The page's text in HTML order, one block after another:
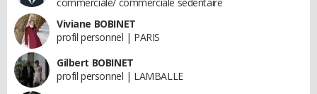
Viviane BOBINET
profil personnel | PARIS
Gilbert BOBINET
profil personnel | LAMBALLE